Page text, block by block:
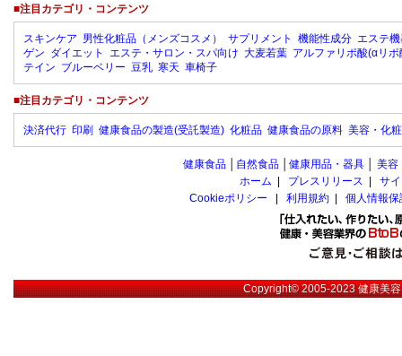
■注目カテゴリ・コンテンツ
スキンケア 男性化粧品（メンズコスメ） サプリメント 機能性成分 エステ
ゲン ダイエット エステ・サロン・スパ向け 大麦若葉 アルファリポ酸(αリポ
テイン ブルーベリー 豆乳 寒天 車椅子
■注目カテゴリ・コンテンツ
決済代行 印刷 健康食品の製造(受託製造) 化粧品 健康食品の原料 美容・化
健康食品 自然食品 健康用品・器具 美容
ホーム
プレスリリース
サ
Cookieポリシー
利用規約 個人情報
Copyright© 2005-2023健康美